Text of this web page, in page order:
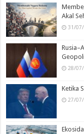
Akal
31/
28/
Ketika
27/